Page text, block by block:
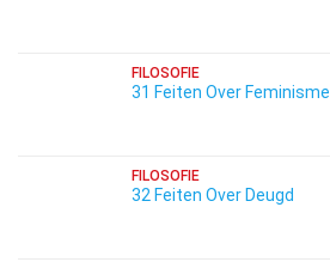
FILOSOFIE
31 Feiten Over Feminisme
FILOSOFIE
32 Feiten Over Deugd